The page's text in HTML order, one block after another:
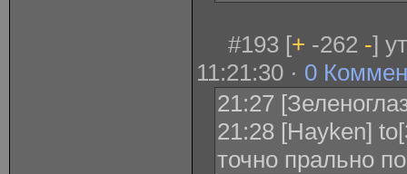
#193 [+ -262 -]
11:21:30 · 0
21:27
21:28 [Hayken]
точно прально